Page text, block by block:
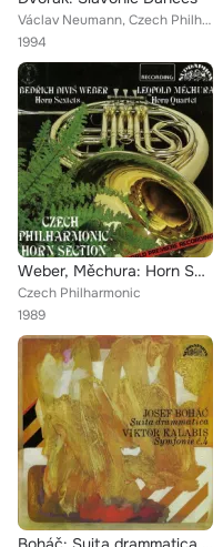
Václav Neumann, Czech Philharmonic
1994
Weber, Měchura: Horn Sextets and Quartet
Czech Philharmonic
1989